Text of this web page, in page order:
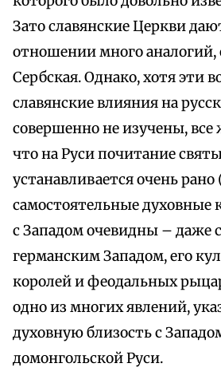
Зато славянские Церкви
отношении много аналогий,
Сербская. Однако, хотя эти
славянские влияния на
совершенно не изучены, все
что на Руси почитание
устанавливается очень
самостоятельные духовные
с Западом очевидны – даже
германским Западом, его
королей и феодальных
одно из многих явлений,
духовную близость с
домонгольской Руси.